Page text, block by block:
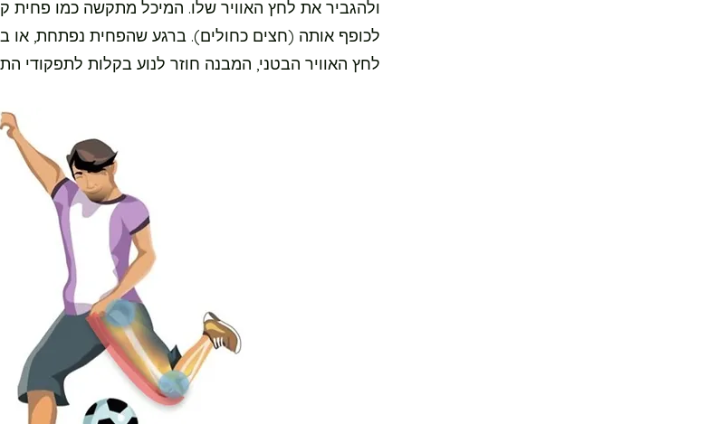
ולהגביר את לחץ האוויר שלו. המיכל מתקשה כמו פחית
לכופף אותה (חצים כחולים). ברגע שהפחית נפתחת,
לחץ האוויר הבטני, המבנה חוזר לנוע בקלות לתפקודי